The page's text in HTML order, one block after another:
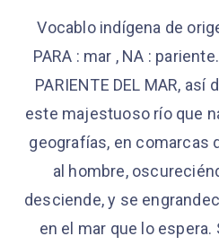
Vocablo indígena de
PARA : mar , NA :
PARIENTE DEL MAR,
este majestuoso río que
geografías, en comarcas
al hombre,
desciende, y se
en el mar que lo